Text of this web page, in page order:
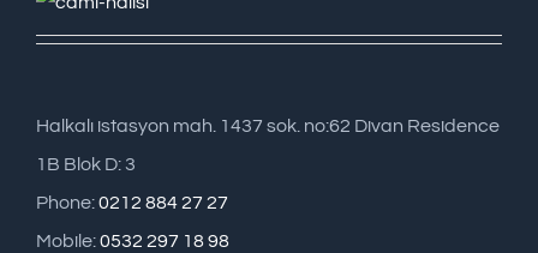
Halkalı istasyon mah. 1437 sok. no:62 Divan Residence
1B Blok D: 3
Phone:0212 884 27 27
Mobile:0532 297 18 98